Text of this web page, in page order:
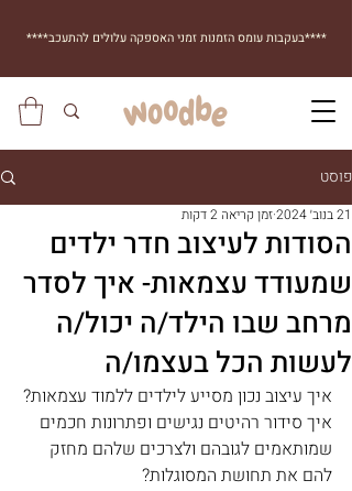
****בעקבות עומס הזמנות זמני האספקה עלולים להתעכב****
פוסט
הסודות לעיצוב חדר ילדים
שמעודד עצמאות- איך לסדר
מרחב שבו הילד/ה יכול/ה
לעשות הכל בעצמו/ה
21 בנוב׳ 2024 זמן קריאה 2 דקות
איך עיצוב נכון מסייע לילדים ללמוד עצמאות?
איך סידור רהיטים נגישים ופתרונות חכמים
שמותאמים לגובהם ולצרכים שלהם מחזק
להם את תחושת המסוגלות?